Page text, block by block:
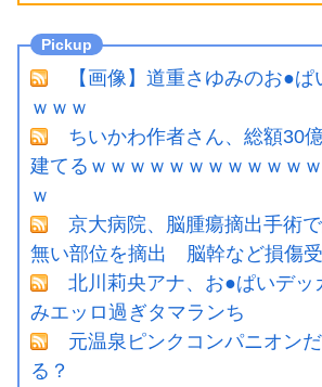
【画像】道重さゆみのお●
ｗｗｗ
ちいかわ作者さん、総額30
建てるｗｗｗｗｗｗｗｗｗｗｗ
ｗ
京大病院、脳腫瘍摘出手術
無い部位を摘出 脳幹など損傷
北川莉央アナ、お●ぱいデッ
みエッロ過ぎタマランち
元温泉ピンクコンパニオン
る？